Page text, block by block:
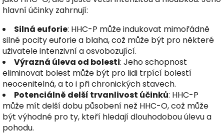
hlavní účinky zahrnují:
Silná euforie: HHC-P může indukovat mimořádně
silné pocity euforie a blaha, což může být pro některé
uživatele intenzivní a osvobozující.
Výrazná úleva od bolesti: Jeho schopnost
eliminovat bolest může být pro lidi trpící bolestí
neocenitelná, a to i při chronických stavech.
Potenciálně delší trvanlivost účinků: HHC-P
může mít delší dobu působení než HHC-O, což může
být výhodné pro ty, kteří hledají dlouhodobou úlevu a
pohodu.